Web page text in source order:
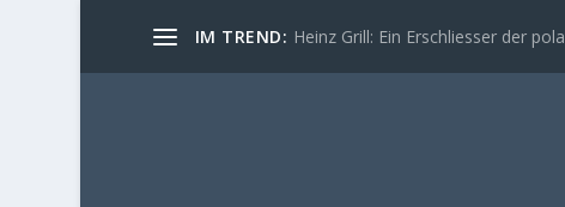
IM TREND: Heinz Grill: Ein Erschliesser der